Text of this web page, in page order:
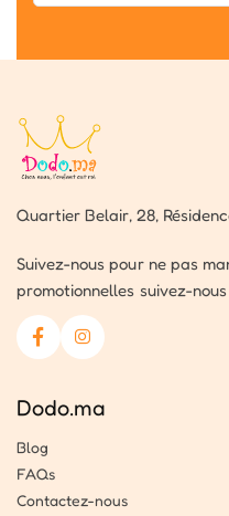
Quartier Belair, 28,
Suivez-nous pour ne pas
promotionnelles suivez-
Dodo.ma
Blog
FAQs
Contactez-nous